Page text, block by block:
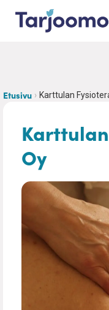
Siirry sisältöön
Etusivu Karttulan
Oy